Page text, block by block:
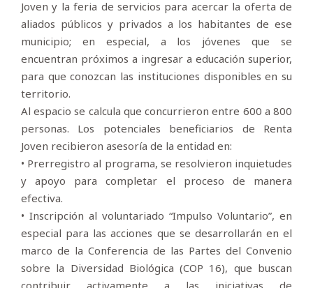
Joven y la feria de servicios para acercar la oferta de
aliados públicos y privados a los habitantes de ese
municipio; en especial, a los jóvenes que se
encuentran próximos a ingresar a educación superior,
para que conozcan las instituciones disponibles en su
territorio.
Al espacio se calcula que concurrieron entre 600 a 800
personas. Los potenciales beneficiarios de Renta
Joven recibieron asesoría de la entidad en:
• ⁠Prerregistro al programa, se resolvieron inquietudes
y apoyo para completar el proceso de manera
efectiva.
• ⁠Inscripción al voluntariado “Impulso Voluntario”, en
especial para las acciones que se desarrollarán en el
marco de la Conferencia de las Partes del Convenio
sobre la Diversidad Biológica (COP 16), que buscan